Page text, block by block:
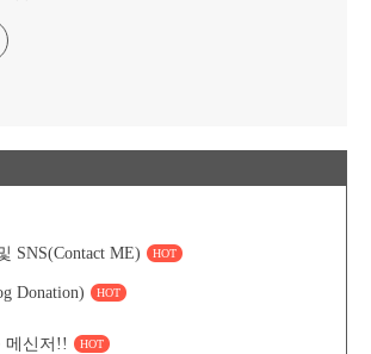
SNS(Contact ME) HOT
Donation) HOT
메신저!! HOT